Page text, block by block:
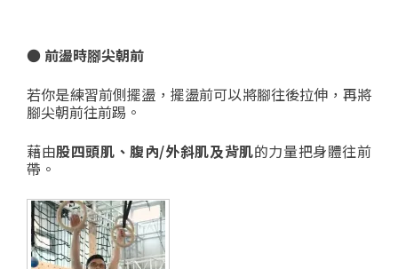
● 前盪時腳尖朝前
若你是練習前側擺盪，擺盪前可以將腳往後拉伸，再將
腳尖朝前往前踢。
藉由股四頭肌、腹內/外斜肌及背肌的力量把身體往前
帶。